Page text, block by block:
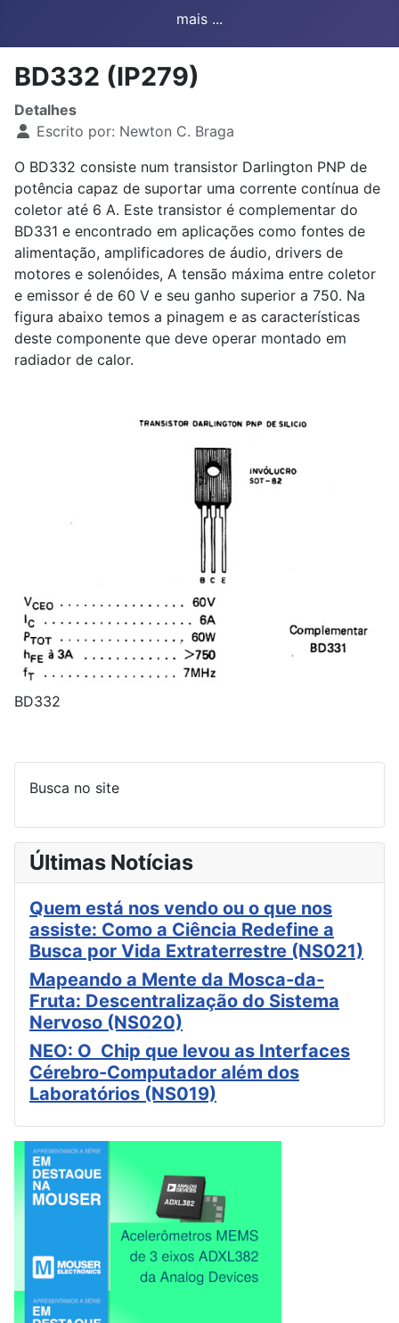
mais ...
BD332 (IP279)
Detalhes
Escrito por: Newton C. Braga
O BD332 consiste num transistor Darlington PNP de
potência capaz de suportar uma corrente contínua de
coletor até 6 A. Este transistor é complementar do
BD331 e encontrado em aplicações como fontes de
alimentação, amplificadores de áudio, drivers de
motores e solenóides, A tensão máxima entre coletor
e emissor é de 60 V e seu ganho superior a 750. Na
figura abaixo temos a pinagem e as características
deste componente que deve operar montado em
radiador de calor.
BD332
Busca no site
Últimas Notícias
Quem está nos vendo ou o que nos
assiste: Como a Ciência Redefine a
Busca por Vida Extraterrestre (NS021)
Mapeando a Mente da Mosca-da-
Fruta: Descentralização do Sistema
Nervoso (NS020)
NEO: O Chip que levou as Interfaces
Cérebro-Computador além dos
Laboratórios (NS019)